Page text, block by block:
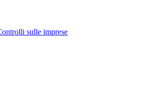
sulle imprese